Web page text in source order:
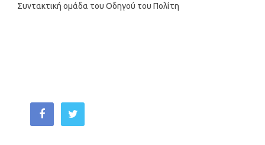
Συντακτική ομάδα του Οδηγού του Πολίτη